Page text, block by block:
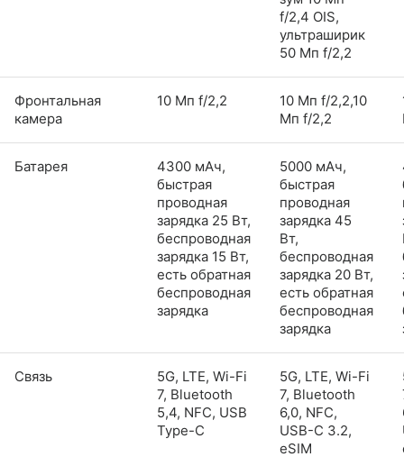
f/2,4 OIS,
ультраширик
50 Мп f/2,2
Фронтальная
камера
10 Мп f/2,2
10 Мп f/2,2,10
Мп f/2,2
Батарея
4300 мАч,
быстрая
проводная
зарядка 25 Вт,
беспроводная
зарядка 15 Вт,
есть обратная
беспроводная
зарядка
5000 мАч,
быстрая
проводная
зарядка 45
Вт,
беспроводная
зарядка 20 Вт,
есть обратная
беспроводная
зарядка
Связь
5G, LTE, Wi-Fi
7, Bluetooth
5,4, NFC, USB
Type-C
5G, LTE, Wi-Fi
7, Bluetooth
6,0, NFC,
USB-C 3.2,
eSIM